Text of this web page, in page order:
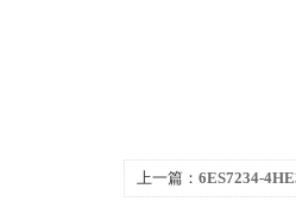
上一篇： 6ES7234-